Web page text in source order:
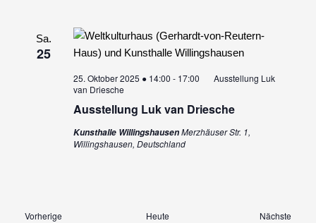
Sa.
25
Ausstellung Luk van Driesche
25. Oktober 2025 ● 14:00 - 17:00
Ausstellung Luk
van Driesche
Kunsthalle WillingshausenMerzhäuser Str. 1,
Willingshausen, Deutschland
Vorherige Heute Nächste